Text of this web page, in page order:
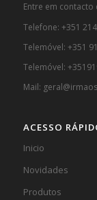
Entre em contacto
Telefone: +351
Telemóvel: +351
Telemóvel:
Mail:
ACESSO
Inicio
Novidades
Produtos